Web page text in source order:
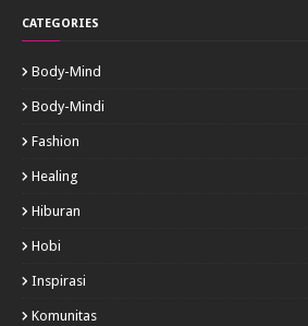
CATEGORIES
Body-Mind
Body-Mindi
Fashion
Healing
Hiburan
Hobi
Inspirasi
Komunitas